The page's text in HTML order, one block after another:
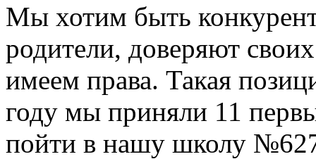
Мы хотим быть
родители, доверяют
имеем права. Такая
году мы приняли 11
пойти в нашу школу